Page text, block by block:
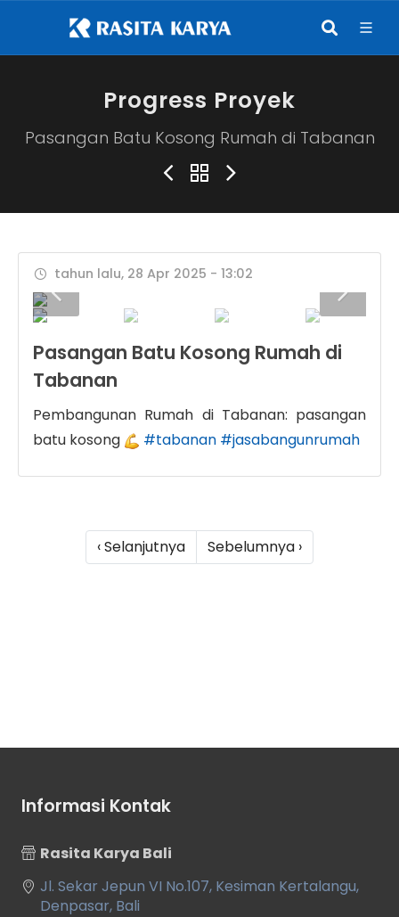
Progress Proyek
Pasangan Batu Kosong Rumah di Tabanan
tahun lalu, 28 Apr 2025 - 13:02
Pasangan Batu Kosong Rumah di
Tabanan
Pembangunan Rumah di Tabanan: pasangan
batu kosong
#tabanan #jasabangunrumah
‹ Selanjutnya Sebelumnya ›
Informasi Kontak
Rasita Karya Bali
Jl. Sekar Jepun VI No.107, Kesiman Kertalangu,
Denpasar, Bali